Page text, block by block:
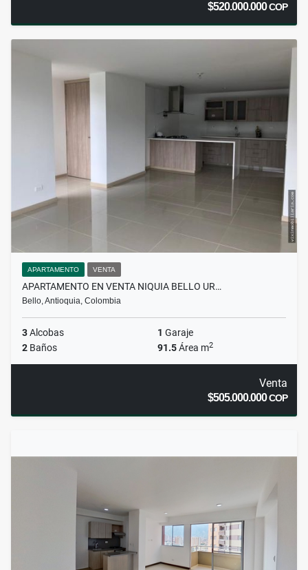
$520.000.000COP
APARTAMENTO VENTA
APARTAMENTO EN VENTA NIQUIA BELLO UR…
Bello, Antioquia, Colombia
3Alcobas 1 Garaje
2 Baños 91.5Área m2
Venta
$505.000.000COP